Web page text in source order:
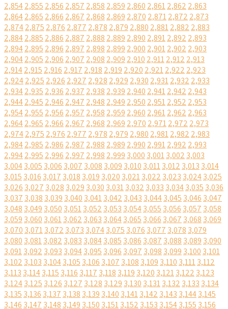
2,8542,855 2,856 2,857 2,858 2,859 2,860 2,8612,862 2,863
2,8642,865 2,866 2,867 2,868 2,869 2,870 2,8712,872 2,873
2,8742,875 2,876 2,877 2,878 2,879 2,880 2,8812,882 2,883
2,8842,885 2,886 2,887 2,888 2,889 2,890 2,8912,892 2,893
2,8942,895 2,896 2,897 2,898 2,899 2,900 2,9012,902 2,903
2,9042,905 2,906 2,907 2,908 2,909 2,910 2,9112,912 2,913
2,9142,915 2,916 2,917 2,918 2,919 2,920 2,9212,922 2,923
2,9242,925 2,926 2,927 2,928 2,929 2,930 2,9312,932 2,933
2,9342,935 2,936 2,937 2,938 2,939 2,940 2,9412,942 2,943
2,9442,945 2,946 2,947 2,948 2,949 2,950 2,9512,952 2,953
2,9542,955 2,956 2,957 2,958 2,959 2,960 2,9612,962 2,963
2,9642,965 2,966 2,967 2,968 2,969 2,970 2,9712,972 2,973
2,9742,975 2,976 2,977 2,978 2,979 2,980 2,9812,982 2,983
2,9842,985 2,986 2,987 2,988 2,989 2,990 2,9912,992 2,993
2,9942,995 2,996 2,997 2,998 2,999 3,000 3,0013,002 3,003
3,0043,005 3,006 3,007 3,008 3,009 3,010 3,0113,012 3,013 3,014
3,015 3,016 3,017 3,018 3,019 3,020 3,0213,022 3,023 3,0243,025
3,026 3,027 3,028 3,029 3,030 3,0313,032 3,033 3,0343,035 3,036
3,037 3,038 3,039 3,040 3,0413,042 3,043 3,0443,045 3,046 3,047
3,048 3,049 3,050 3,0513,052 3,053 3,0543,055 3,056 3,057 3,058
3,059 3,060 3,0613,062 3,063 3,0643,065 3,066 3,067 3,068 3,069
3,070 3,0713,072 3,073 3,0743,075 3,076 3,077 3,078 3,079
3,080 3,0813,082 3,083 3,0843,085 3,086 3,087 3,088 3,089 3,090
3,0913,092 3,093 3,0943,095 3,096 3,097 3,098 3,099 3,100 3,101
3,102 3,103 3,1043,105 3,106 3,107 3,108 3,109 3,110 3,1113,112
3,113 3,1143,115 3,116 3,117 3,118 3,119 3,120 3,1213,122 3,123
3,1243,125 3,126 3,127 3,128 3,129 3,130 3,1313,132 3,133 3,134
3,135 3,136 3,137 3,138 3,139 3,140 3,1413,142 3,143 3,1443,145
3,146 3,147 3,148 3,149 3,150 3,1513,152 3,153 3,1543,155 3,156